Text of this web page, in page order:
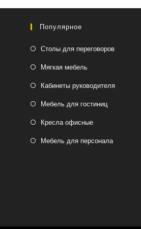
Популярное
Столы для переговоров
Мягкая мебель
Кабинеты руководителя
Мебель для гостиниц
Кресла офисные
Мебель для персонала